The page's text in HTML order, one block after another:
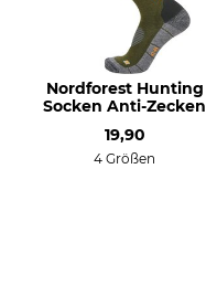
Nordforest Hunting
Socken Anti-Zecken
19,90
4 Größen